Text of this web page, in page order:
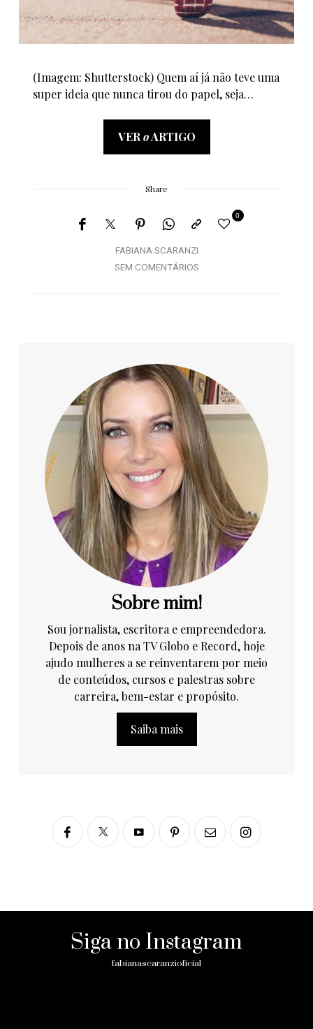
(Imagem: Shutterstock) Quem aí já não teve uma
super ideia que nunca tirou do papel, seja…
VER oARTIGO
Share
FABIANA SCARANZI
0
SEM COMENTÁRIOS
Sobre mim!
Sou jornalista, escritora e empreendedora.
Depois de anos na TV Globo e Record, hoje
ajudo mulheres a se reinventarem por meio
de conteúdos, cursos e palestras sobre
carreira, bem-estar e propósito.
Saiba mais
Siga no Instagram
fabianascaranzioficial